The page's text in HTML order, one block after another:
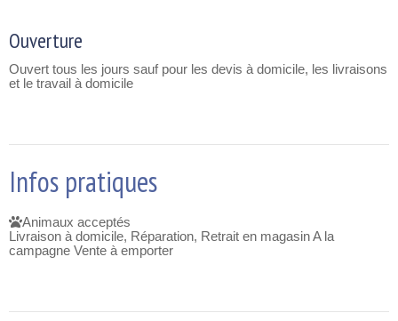
Ouverture
Ouvert tous les jours sauf pour les devis à domicile, les livraisons
et le travail à domicile
Infos pratiques
Animaux acceptés
Livraison à domicile, Réparation, Retrait en magasin A la
campagne Vente à emporter